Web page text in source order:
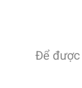
Để được